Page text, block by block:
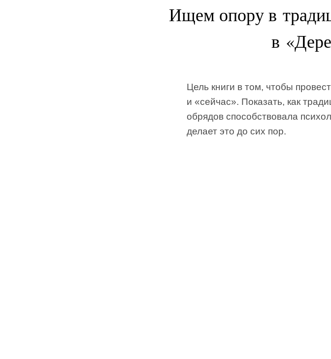
Ищем опору в
в
Цель книги в том, чтобы
и «сейчас». Показать, как
обрядов способствовала
делает это до сих пор.